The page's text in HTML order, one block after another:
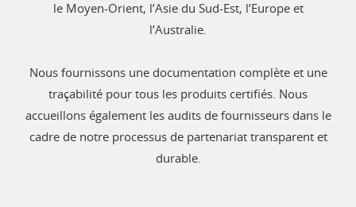
le Moyen-Orient, l’Asie du Sud-Est, l’Europe et
l’Australie.
Nous fournissons une documentation complète et une
traçabilité pour tous les produits certifiés. Nous
accueillons également les audits de fournisseurs dans le
cadre de notre processus de partenariat transparent et
durable.